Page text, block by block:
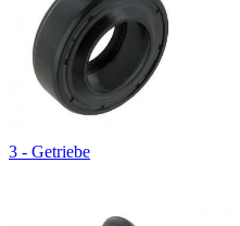
3 - Getriebe